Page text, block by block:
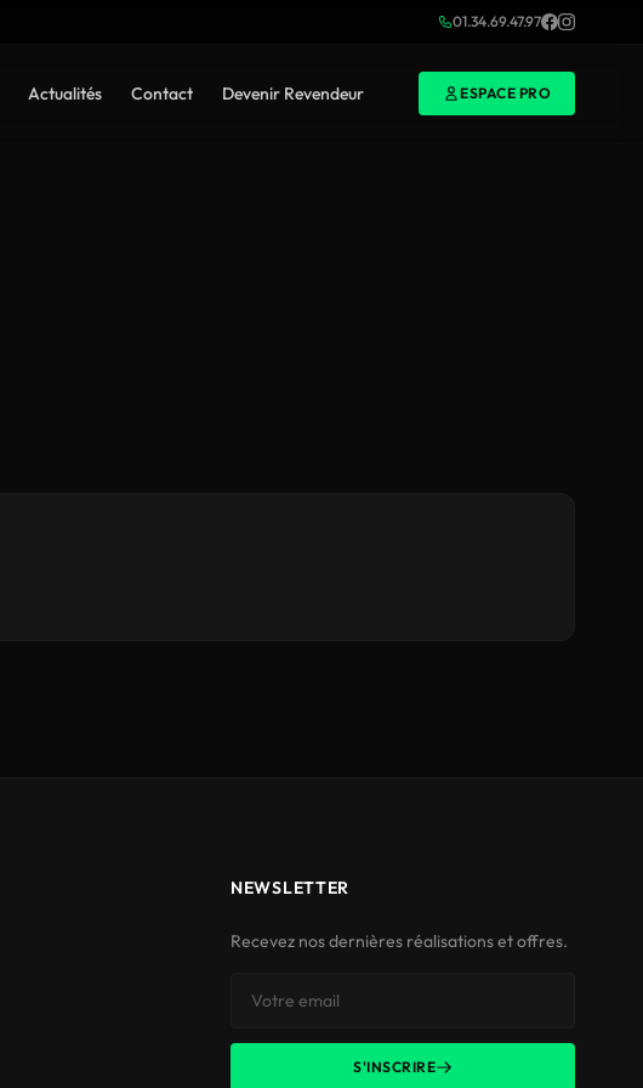
01.34.69.47.97
Actualités Contact Devenir Revendeur ESPACE PRO
NEWSLETTER
Recevez nos dernières réalisations et offres.
S'INSCRIRE